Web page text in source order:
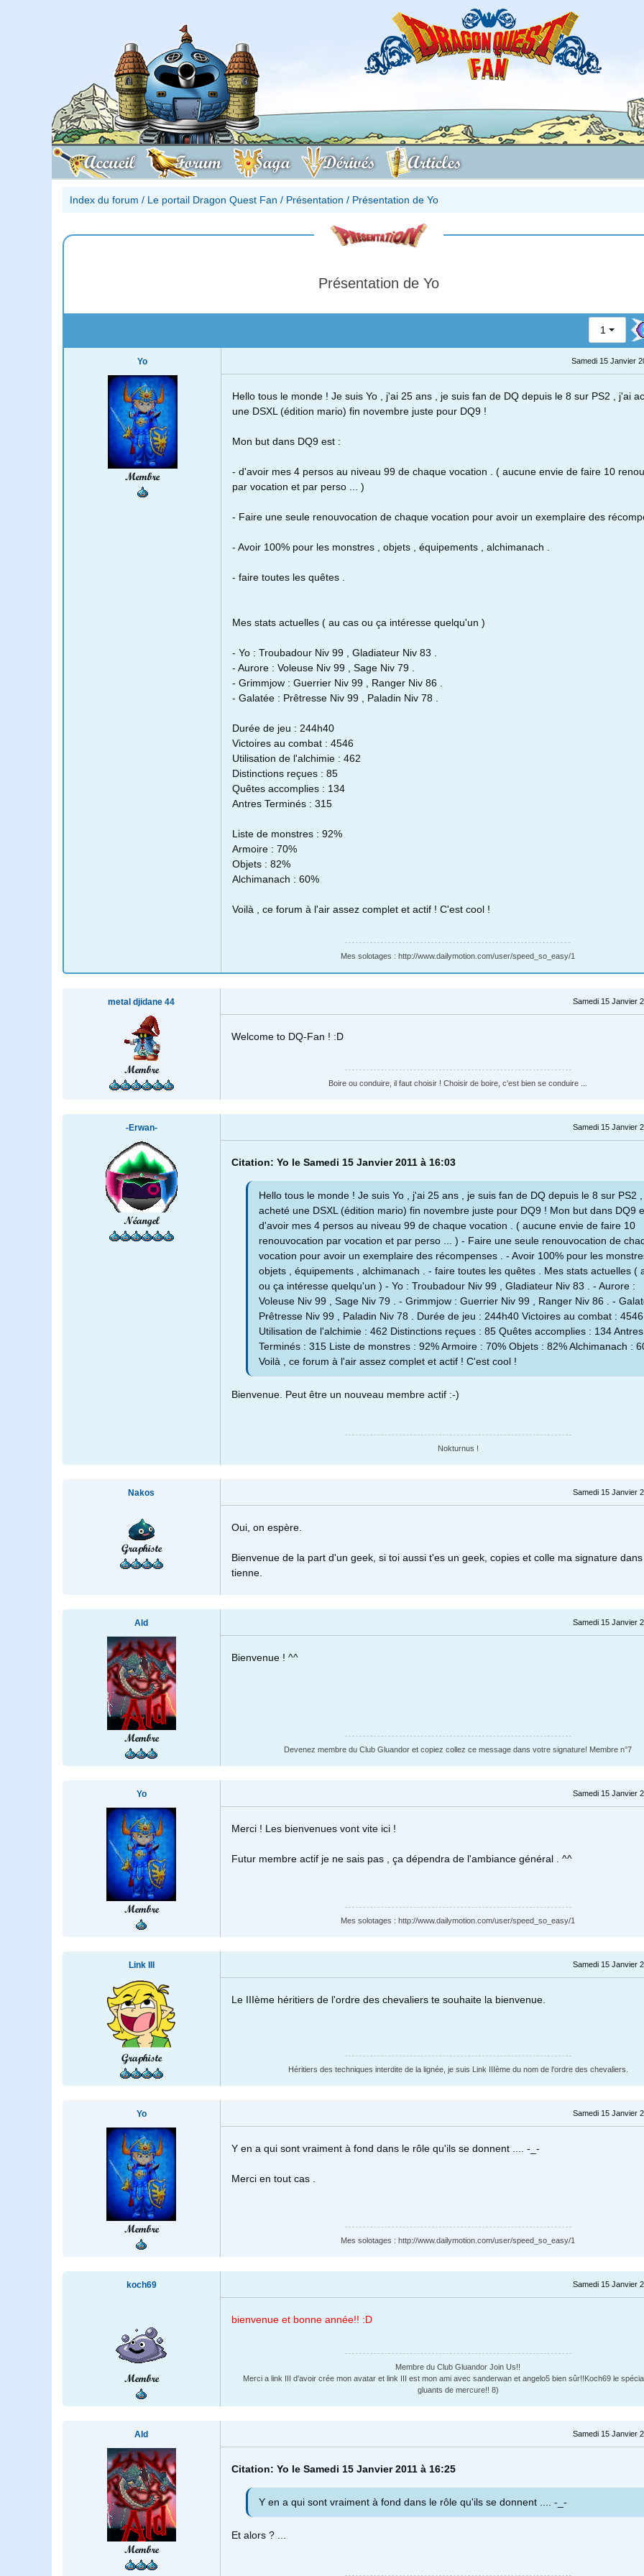
Accueil Forum Saga Dérivés Articles
Index du forum / Le portail Dragon Quest Fan / Présentation / Présentation de Yo
Présentation de Yo
1
Yo
Membre
Samedi 15 Janvier
Hello tous le monde ! Je suis Yo , j'ai 25 ans , je suis fan de DQ depuis le 8 sur PS2 , j'ai
une DSXL (édition mario) fin novembre juste pour DQ9 !
Mon but dans DQ9 est :
- d'avoir mes 4 persos au niveau 99 de chaque vocation . ( aucune envie de faire 10
par vocation et par perso ... )
- Faire une seule renouvocation de chaque vocation pour avoir un exemplaire des
- Avoir 100% pour les monstres , objets , équipements , alchimanach .
- faire toutes les quêtes .
Mes stats actuelles ( au cas ou ça intéresse quelqu'un )
- Yo : Troubadour Niv 99 , Gladiateur Niv 83 .
- Aurore : Voleuse Niv 99 , Sage Niv 79 .
- Grimmjow : Guerrier Niv 99 , Ranger Niv 86 .
- Galatée : Prêtresse Niv 99 , Paladin Niv 78 .
Durée de jeu : 244h40
Victoires au combat : 4546
Utilisation de l'alchimie : 462
Distinctions reçues : 85
Quêtes accomplies : 134
Antres Terminés : 315
Liste de monstres : 92%
Armoire : 70%
Objets : 82%
Alchimanach : 60%
Voilà , ce forum à l'air assez complet et actif ! C'est cool !
Mes solotages : http://www.dailymotion.com/user/speed_so_easy/1
metal djidane 44
Membre
Samedi 15 Janvier
Welcome to DQ-Fan ! :D
Boire ou conduire, il faut choisir ! Choisir de boire, c'est bien se conduire ...
-Erwan-
Néangel
Samedi 15 Janvier
Citation: Yo le Samedi 15 Janvier 2011 à 16:03
Hello tous le monde ! Je suis Yo , j'ai 25 ans , je suis fan de DQ depuis le 8 sur PS2
acheté une DSXL (édition mario) fin novembre juste pour DQ9 ! Mon but dans DQ9
d'avoir mes 4 persos au niveau 99 de chaque vocation . ( aucune envie de faire 10
renouvocation par vocation et par perso ... ) - Faire une seule renouvocation de
vocation pour avoir un exemplaire des récompenses . - Avoir 100% pour les
objets , équipements , alchimanach . - faire toutes les quêtes . Mes stats actuelles (
ou ça intéresse quelqu'un ) - Yo : Troubadour Niv 99 , Gladiateur Niv 83 . - Aurore :
Voleuse Niv 99 , Sage Niv 79 . - Grimmjow : Guerrier Niv 99 , Ranger Niv 86 . -
Prêtresse Niv 99 , Paladin Niv 78 . Durée de jeu : 244h40 Victoires au combat : 4546
Utilisation de l'alchimie : 462 Distinctions reçues : 85 Quêtes accomplies : 134 Antres
Terminés : 315 Liste de monstres : 92% Armoire : 70% Objets : 82% Alchimanach :
Voilà , ce forum à l'air assez complet et actif ! C'est cool !
Bienvenue. Peut être un nouveau membre actif :-)
Nokturnus !
Nakos
Graphiste
Samedi 15 Janvier
Oui, on espère.
Bienvenue de la part d'un geek, si toi aussi t'es un geek, copies et colle ma signature
tienne.
Ald
Membre
Samedi 15 Janvier
Bienvenue ! ^^
Devenez membre du Club Gluandor et copiez collez ce message dans votre signature! Membre n°7
Yo
Membre
Samedi 15 Janvier
Merci ! Les bienvenues vont vite ici !
Futur membre actif je ne sais pas , ça dépendra de l'ambiance général . ^^
Mes solotages : http://www.dailymotion.com/user/speed_so_easy/1
Link III
Graphiste
Samedi 15 Janvier
Le IIIème héritiers de l'ordre des chevaliers te souhaite la bienvenue.
Héritiers des techniques interdite de la lignée, je suis Link IIIème du nom de l'ordre des chevaliers.
Yo
Membre
Samedi 15 Janvier
Y en a qui sont vraiment à fond dans le rôle qu'ils se donnent .... -_-
Merci en tout cas .
Mes solotages : http://www.dailymotion.com/user/speed_so_easy/1
koch69
Membre
Samedi 15 Janvier
bienvenue et bonne année!! :D
Membre du Club Gluandor Join Us!!
Merci a link III d'avoir crée mon avatar et link III est mon ami avec sanderwan et angelo5 bien sûr!!Koch69 le
gluants de mercure!! 8)
Ald
Membre
Samedi 15 Janvier
Citation: Yo le Samedi 15 Janvier 2011 à 16:25
Y en a qui sont vraiment à fond dans le rôle qu'ils se donnent .... -_-
Et alors ? ...